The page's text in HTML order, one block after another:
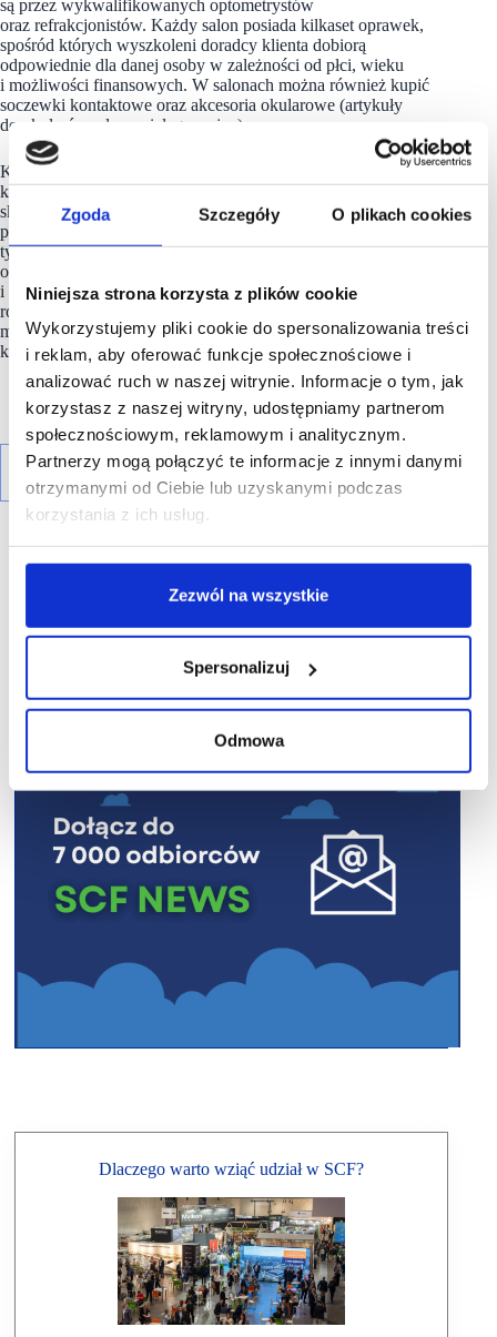
Zgoda Szczegóły O plikach cookies
Niniejsza strona korzysta z plików cookie
Wykorzystujemy pliki cookie do spersonalizowania treści
i reklam, aby oferować funkcje społecznościowe i
analizować ruch w naszej witrynie. Informacje o tym, jak
korzystasz z naszej witryny, udostępniamy partnerom
społecznościowym, reklamowym i analitycznym.
Partnerzy mogą połączyć te informacje z innymi danymi
otrzymanymi od Ciebie lub uzyskanymi podczas
korzystania z ich usług.
Zezwól na wszystkie
Spersonalizuj
Odmowa
są przez wykwalifikowanych optometrystów
oraz refrakcjonistów. Każdy salon posiada kilkaset oprawek,
spośród których wyszkoleni doradcy klienta dobiorą
odpowiednie dla danej osoby w zależności od płci, wieku
i możliwości finansowych. W salonach można również kupić
soczewki kontaktowe oraz akcesoria okularowe (artykuły
do okularów, płyny pielęgnacyjne).
Kodano Optyk jest spółką należącą do grupy Szkla.com S.A.,
która jest operatorem największego w Polsce internetowego
sklepu z soczewkami kontaktowymi i płynami do ich
pielęgnacji. Szkla.com obsługuje miesięcznie kilkadziesiąt
tysięcy klientów i poza sklepem w Polsce posiada również
oddziały w Czechach, na Słowacji, Węgrzech, Rumunii
i na Litwie, a swoim zasięgiem obejmuje całą Europę . Grupa
rozwija również innowacyjny pomysł Soczewkomatów, czyli
maszyn vendingowych, które umożliwiają zakup soczewek
kontaktowych i płynów.
R E K L A M A
Dlaczego warto wziąć udział w SCF?